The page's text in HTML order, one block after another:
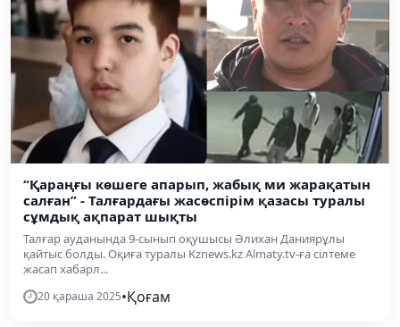
“Қараңғы көшеге апарып, жабық ми жарақатын
салған” - Талғардағы жасөспірім қазасы туралы
сұмдық ақпарат шықты
Талғар ауданында 9-сынып оқушысы Әлихан Даниярұлы
қайтыс болды. Оқиға туралы Kznews.kz Almaty.tv-ға сілтеме
жасап хабарл...
20 қараша 2025•Қоғам